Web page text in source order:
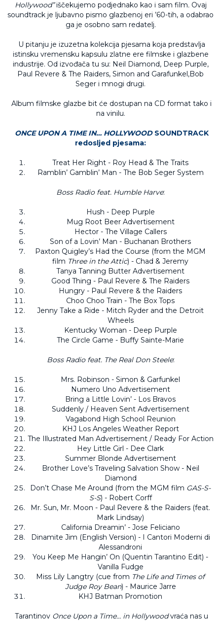
Hollywood”iščekujemo podjednako kao i sam film. Ovaj
soundtrack je ljubavno pismo glazbenoj eri ’60-tih, a odabrao
ga je osobno sam redatelj.
U pitanju je izuzetna kolekcija pjesama koja predstavlja
istinsku vremensku kapsulu zlatne ere filmske i glazbene
industrije. Od izvođača tu su: Neil Diamond, Deep Purple,
Paul Revere & The Raiders, Simon and Garafunkel,Bob
Seger i mnogi drugi.
Album filmske glazbe bit će dostupan na CD format tako i
na vinilu.
ONCE UPON A TIME IN… HOLLYWOODSOUNDTRACK
redosljed pjesama:
Treat Her Right - Roy Head & The Traits
Ramblin’ Gamblin’ Man - The Bob Seger System
Boss Radio feat. Humble Harve:
Hush - Deep Purple
Mug Root Beer Advertisement
Hector - The Village Callers
Son of a Lovin’ Man - Buchanan Brothers
Paxton Quigley’s Had the Course (from the MGM
film Three in the Attic) - Chad & Jeremy
Tanya Tanning Butter Advertisement
Good Thing - Paul Revere & The Raiders
Hungry - Paul Revere & the Raiders
Choo Choo Train - The Box Tops
Jenny Take a Ride - Mitch Ryder and the Detroit
Wheels
Kentucky Woman - Deep Purple
The Circle Game - Buffy Sainte-Marie
Boss Radio feat. The Real Don Steele:
Mrs. Robinson - Simon & Garfunkel
Numero Uno Advertisement
Bring a Little Lovin’ - Los Bravos
Suddenly / Heaven Sent Advertisement
Vagabond High School Reunion
KHJ Los Angeles Weather Report
The Illustrated Man Advertisement / Ready For Action
Hey Little Girl - Dee Clark
Summer Blonde Advertisement
Brother Love’s Traveling Salvation Show - Neil
Diamond
Don’t Chase Me Around (from the MGM film GAS-S-
S-S) - Robert Corff
Mr. Sun, Mr. Moon - Paul Revere & the Raiders (feat.
Mark Lindsay)
California Dreamin’ - Jose Feliciano
Dinamite Jim (English Version) - I Cantori Moderni di
Alessandroni
You Keep Me Hangin’ On (Quentin Tarantino Edit) -
Vanilla Fudge
Miss Lily Langtry (cue from The Life and Times of
Judge Roy Bean) - Maurice Jarre
KHJ Batman Promotion
Tarantinov Once Upon a Time… in Hollywoodvraća nas u